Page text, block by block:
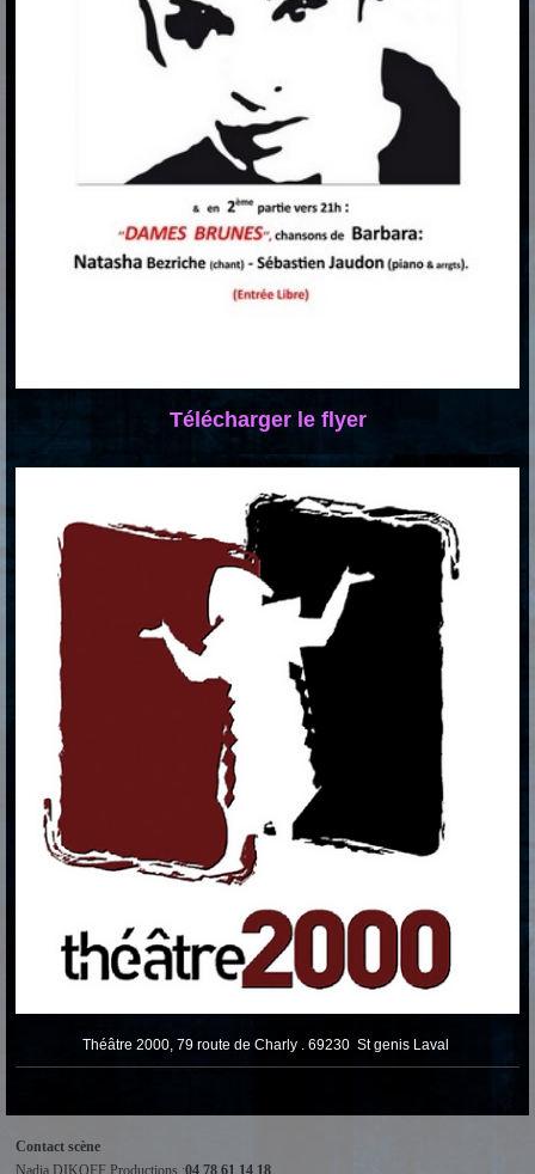
Télécharger le flyer
Théâtre 2000, 79 route de Charly . 69230 St genis Laval
Contact scène
Nadia DIKOFF Productions :04 78 61 14 18